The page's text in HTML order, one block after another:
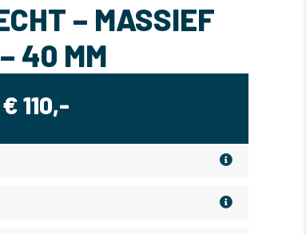
– MASSIEF
40 MM
€110,-